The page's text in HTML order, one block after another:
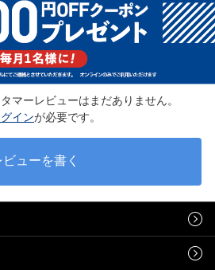
マーレビューはまだありません。
インが必要です。